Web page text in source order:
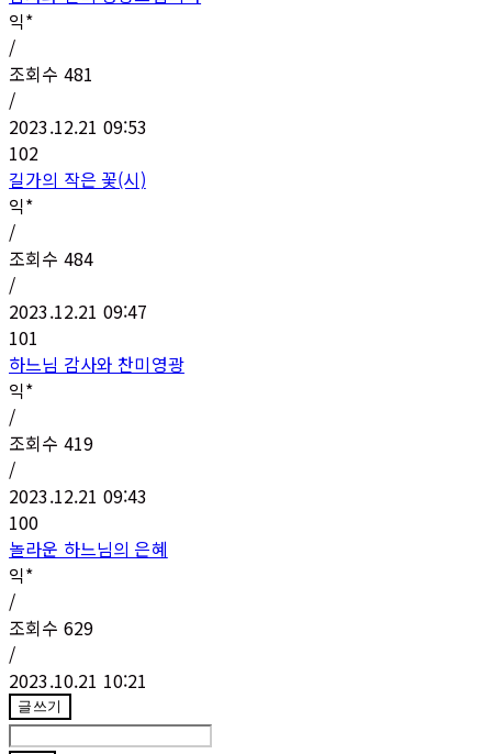
익*
/
조회수 481
/
2023.12.21 09:53
102
길가의 작은 꽃(시)
익*
/
조회수 484
/
2023.12.21 09:47
101
하느님 감사와 찬미영광
익*
/
조회수 419
/
2023.12.21 09:43
100
놀라운 하느님의 은혜
익*
/
조회수 629
/
2023.10.21 10:21
글쓰기